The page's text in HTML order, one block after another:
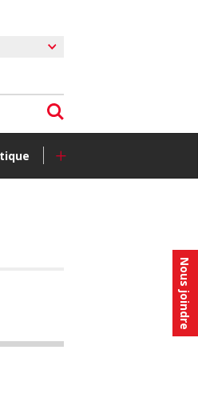
Nous joindre
+